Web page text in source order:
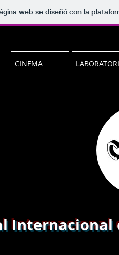
web se diseñó con la
CINEMA
Internacional